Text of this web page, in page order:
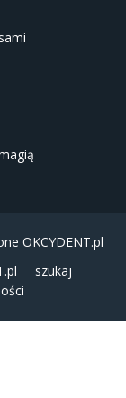
OKCYDENT.pl
szukaj